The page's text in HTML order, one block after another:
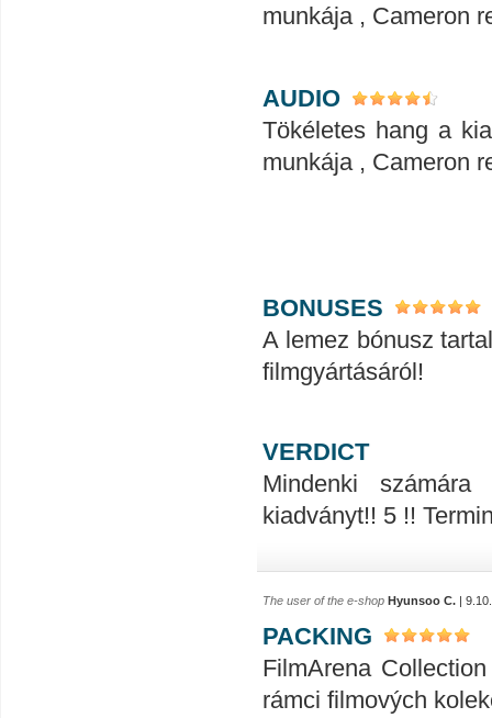
munkája , Cameron
AUDIO
Tökéletes hang a
munkája , Cameron
BONUSES
A lemez bónusz
filmgyártásáról!
VERDICT
Mindenki
kiadványt!! 5 !!
The user of the e-shop Hyunsoo C. |
PACKING
FilmArena
rámci filmových